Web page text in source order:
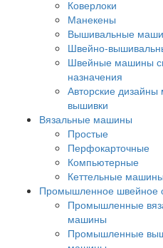
Коверлоки
Манекены
Вышивальные
Швейно-
Швейные машины
назначения
Авторские
вышивки
Вязальные машины
Простые
Перфокарточные
Компьютерные
Кеттельные машины
Промышленное швейное
Промышленные
машины
Промышленные